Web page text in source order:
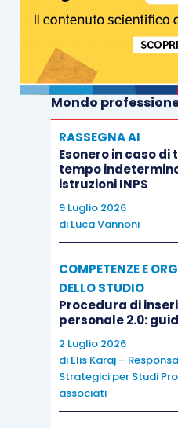
Mondo
RASSEGNA AI
Esonero in caso
tempo
istruzioni INPS
9 Luglio 2026
di Luca Vannoni
COMPETENZE E
DELLO STUDIO
Procedura di
personale 2.0:
2 Luglio 2026
di Elis Karaj –
Strategici per Studi
associati